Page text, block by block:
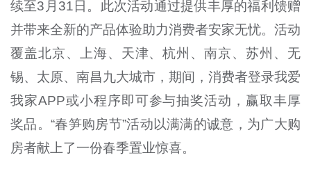
续至3月31日。此次活动通过提供丰厚的福利馈赠
并带来全新的产品体验助力消费者安家无忧。活动
覆盖北京、上海、天津、杭州、南京、苏州、无
锡、太原、南昌九大城市，期间，消费者登录我爱
我家APP或小程序即可参与抽奖活动，赢取丰厚
奖品。“春笋购房节”活动以满满的诚意，为广大购
房者献上了一份春季置业惊喜。